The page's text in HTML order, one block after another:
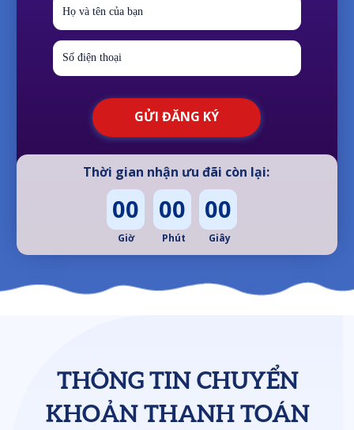
GỬI ĐĂNG KÝ
Thời gian nhận ưu đãi còn lại:
00 00 00
Giờ Phút Giây
THÔNG TIN CHUYỂN
KHOẢN THANH TOÁN